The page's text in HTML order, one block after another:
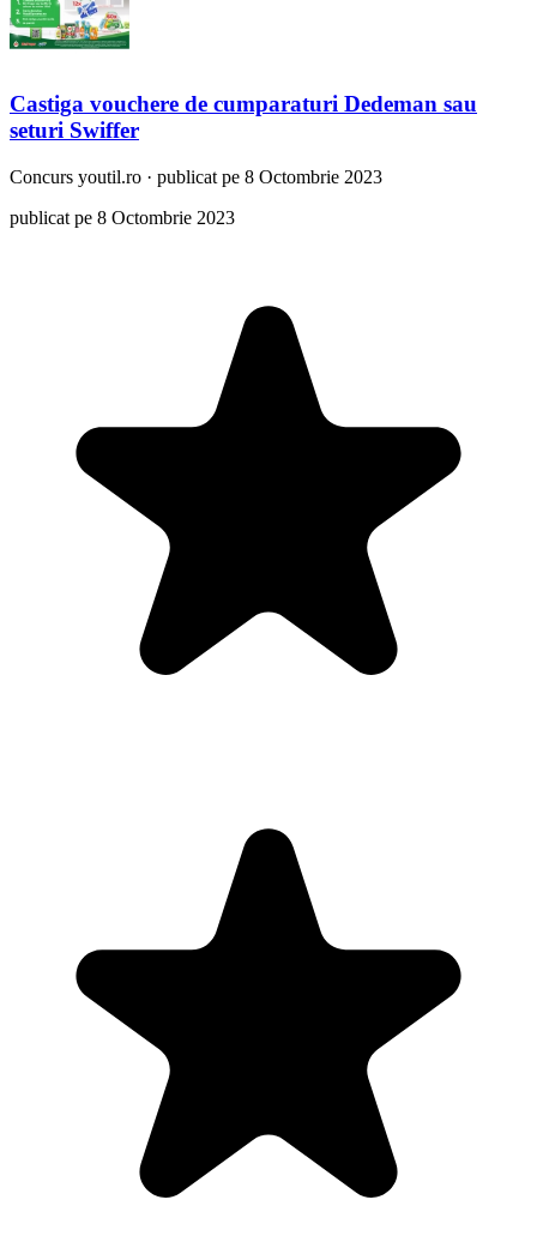
Castiga vouchere de cumparaturi Dedeman sau
seturi Swiffer
Concurs youtil.ro · publicat pe 8 Octombrie 2023
publicat pe 8 Octombrie 2023